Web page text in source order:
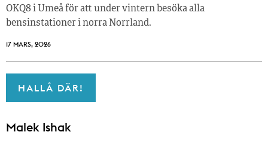
OKQ8 i Umeå för att under vintern besöka alla
bensinstationer i norra Norrland.
17 MARS, 2026
HALLÅ DÄR!
Malek Ishak